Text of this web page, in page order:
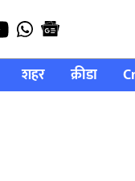
शहर क्रीडा